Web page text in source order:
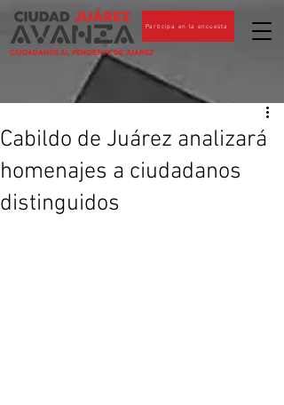
CIUDADANOS AL PENDIENTE DE JUÁREZ
Participa en la encuesta
Cabildo de Juárez analizará
homenajes a ciudadanos
distinguidos